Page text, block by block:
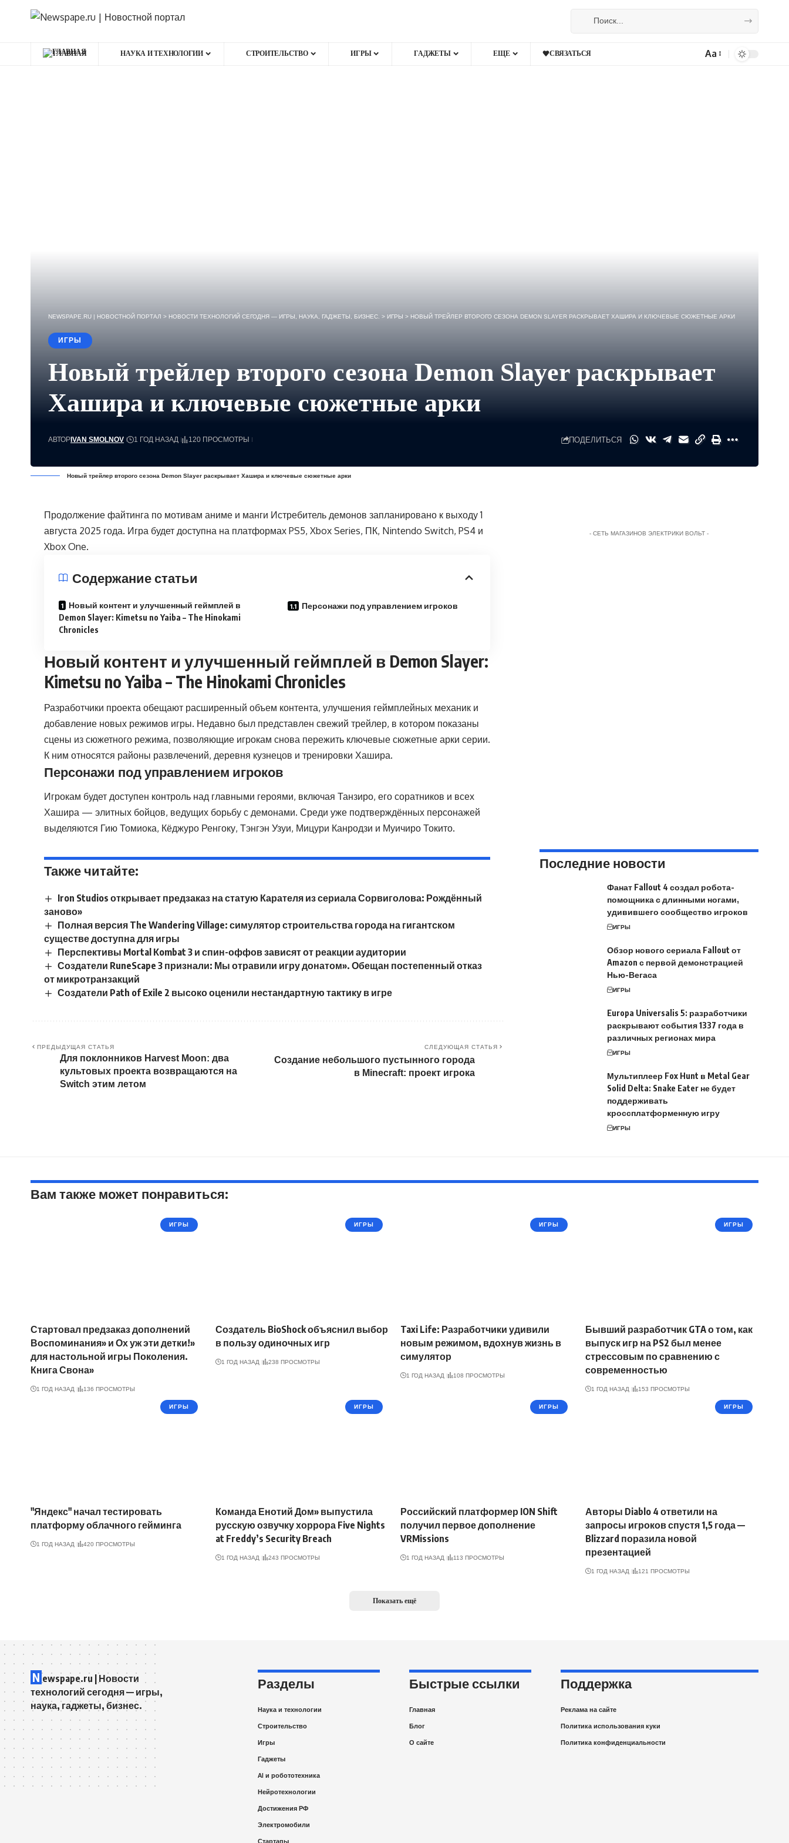
ГЛАВНАЯ НАУКА И ТЕХНОЛОГИИ СТРОИТЕЛЬСТВО ИГРЫ ГАДЖЕТЫ ЕЩЕ СВЯЗАТЬСЯ
Изменение
Aa
NEWSPAPE.RU | НОВОСТНОЙ ПОРТАЛ > НОВОСТИ ТЕХНОЛОГИЙ СЕГОДНЯ — ИГРЫ, НАУКА, ГАДЖЕТЫ, БИЗНЕС. > ИГРЫ > НОВЫЙ ТРЕЙЛЕР ВТОРОГО СЕЗОНА DEMON SLAYER РАСКРЫВАЕТ ХАШИРА И КЛЮЧЕВЫЕ СЮЖЕТНЫЕ АРКИ
ИГРЫ
Новый трейлер второго сезона Demon Slayer раскрывает
Хашира и ключевые сюжетные арки
АВТОР IVAN SMOLNOV 1 ГОД НАЗАД 120 ПРОСМОТРЫ ПОДЕЛИТЬСЯ
Новый трейлер второго сезона Demon Slayer раскрывает Хашира и ключевые сюжетные арки
Продолжение файтинга по мотивам аниме и манги Истребитель демонов запланировано к выходу 1
августа 2025 года. Игра будет доступна на платформах PS5, Xbox Series, ПК, Nintendo Switch, PS4 и
Xbox One.
Содержание статьи
Новый контент и улучшенный геймплей в
Demon Slayer: Kimetsu no Yaiba – The Hinokami
Chronicles
Персонажи под управлением игроков
Новый контент и улучшенный геймплей в Demon Slayer:
Kimetsu no Yaiba – The Hinokami Chronicles
Разработчики проекта обещают расширенный объем контента, улучшения геймплейных механик и
добавление новых режимов игры. Недавно был представлен свежий трейлер, в котором показаны
сцены из сюжетного режима, позволяющие игрокам снова пережить ключевые сюжетные арки серии.
К ним относятся районы развлечений, деревня кузнецов и тренировки Хашира.
Персонажи под управлением игроков
Игрокам будет доступен контроль над главными героями, включая Танзиро, его соратников и всех
Хашира — элитных бойцов, ведущих борьбу с демонами. Среди уже подтверждённых персонажей
выделяются Гию Томиока, Кёджуро Ренгоку, Тэнгэн Узуи, Мицури Канродзи и Муичиро Токито.
Также читайте:
Iron Studios открывает предзаказ на статую Карателя из сериала Сорвиголова: Рождённый
заново»
Полная версия The Wandering Village: симулятор строительства города на гигантском
существе доступна для игры
Перспективы Mortal Kombat 3 и спин-оффов зависят от реакции аудитории
Создатели RuneScape 3 признали: Мы отравили игру донатом». Обещан постепенный отказ
от микротранзакций
Создатели Path of Exile 2 высоко оценили нестандартную тактику в игре
ПРЕДЫДУЩАЯ СТАТЬЯ
Для поклонников Harvest Moon: два
культовых проекта возвращаются на
Switch этим летом
СЛЕДУЮЩАЯ СТАТЬЯ
Создание небольшого пустынного города
в Minecraft: проект игрока
- СЕТЬ МАГАЗИНОВ ЭЛЕКТРИКИ ВОЛЬТ -
Последние новости
Фанат Fallout 4 создал робота-
помощника с длинными ногами,
удивившего сообщество игроков
ИГРЫ
Обзор нового сериала Fallout от
Amazon с первой демонстрацией
Нью-Вегаса
ИГРЫ
Europa Universalis 5: разработчики
раскрывают события 1337 года в
различных регионах мира
ИГРЫ
Мультиплеер Fox Hunt в Metal Gear
Solid Delta: Snake Eater не будет
поддерживать
кроссплатформенную игру
ИГРЫ
Вам также может понравиться:
ИГРЫ
Стартовал предзаказ дополнений
Воспоминания» и Ох уж эти детки!»
для настольной игры Поколения.
Книга Свона»
1 ГОД НАЗАД 136 ПРОСМОТРЫ
ИГРЫ
Создатель BioShock объяснил выбор
в пользу одиночных игр
1 ГОД НАЗАД 238 ПРОСМОТРЫ
ИГРЫ
Taxi Life: Разработчики удивили
новым режимом, вдохнув жизнь в
симулятор
1 ГОД НАЗАД 108 ПРОСМОТРЫ
ИГРЫ
Бывший разработчик GTA о том, как
выпуск игр на PS2 был менее
стрессовым по сравнению с
современностью
1 ГОД НАЗАД 153 ПРОСМОТРЫ
ИГРЫ
"Яндекс" начал тестировать
платформу облачного гейминга
1 ГОД НАЗАД 420 ПРОСМОТРЫ
ИГРЫ
Команда Енотий Дом» выпустила
русскую озвучку хоррора Five Nights
at Freddy’s Security Breach
1 ГОД НАЗАД 243 ПРОСМОТРЫ
ИГРЫ
Российский платформер ION Shift
получил первое дополнение
VRMissions
1 ГОД НАЗАД 113 ПРОСМОТРЫ
ИГРЫ
Авторы Diablo 4 ответили на
запросы игроков спустя 1,5 года —
Blizzard поразила новой
презентацией
1 ГОД НАЗАД 121 ПРОСМОТРЫ
Показать ещё
N ewspape.ru | Новости
технологий сегодня — игры,
наука, гаджеты, бизнес.
Разделы
Наука и технологии
Строительство
Игры
Гаджеты
AI и робототехника
Нейротехнологии
Достижения РФ
Электромобили
Стартапы
Быстрые ссылки
Главная
Блог
О сайте
Поддержка
Реклама на сайте
Политика использования куки
Политика конфиденциальности